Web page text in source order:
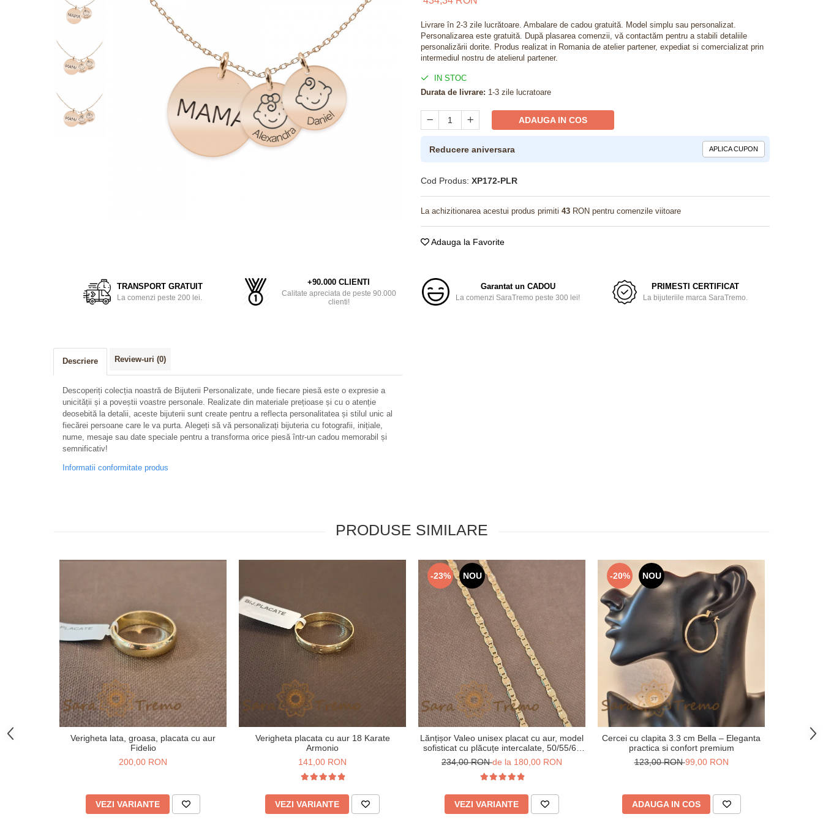
Bijuterii pentru barbati
Bijuterii din argint placate cu aur
Livrare în 2-3 zile lucrătoare. Ambalare de cadou gratuită. Model simplu sau personalizat.
Personalizarea este gratuită. După plasarea comenzii, vă contactăm pentru a stabili detaliile
personalizării dorite. Produs realizat in Romania de atelier partener, expediat si comercializat prin
intermediul nostru de atelierul partener.
IN STOC
Durata de livrare: 1-3 zile lucratoare
ADAUGA IN COS
Reducere aniversara APLICA CUPON
Cod Produs: XP172-PLR
La achizitionarea acestui produs primiti 43 RON pentru comenzile viitoare
Adauga la Favorite
TRANSPORT GRATUIT
La comenzi peste 200 lei.
+90.000 CLIENTI
Calitate apreciata de peste 90.000
clienti!
Garantat un CADOU
La comenzi SaraTremo peste 300 lei!
PRIMESTI CERTIFICAT
La bijuteriile marca SaraTremo.
Descriere Review-uri (0)
Descoperiți colecția noastră de Bijuterii Personalizate, unde fiecare piesă este o expresie a
unicității și a poveștii voastre personale. Realizate din materiale prețioase și cu o atenție
deosebită la detalii, aceste bijuterii sunt create pentru a reflecta personalitatea și stilul unic al
fiecărei persoane care le va purta. Alegeți să vă personalizați bijuteria cu fotografii, inițiale,
nume, mesaje sau date speciale pentru a transforma orice piesă într-un cadou memorabil și
semnificativ!
Informatii conformitate produs
PRODUSE SIMILARE
Verigheta lata, groasa, placata cu aur
Fidelio
200,00 RON
VEZI VARIANTE
Verigheta placata cu aur 18 Karate
Armonio
141,00 RON
VEZI VARIANTE
-23% NOU
Lănțișor Valeo unisex placat cu aur, model
sofisticat cu plăcuțe intercalate, 50/55/60
cm
234,00 RONde la 180,00 RON
VEZI VARIANTE
-20% NOU
Cercei cu clapita 3.3 cm Bella – Eleganta
practica si confort premium
123,00 RON99,00 RON
ADAUGA IN COS